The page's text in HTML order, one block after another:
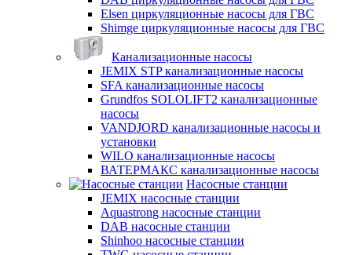
Elsen циркуляционные насосы для ГВС
Shimge циркуляционные насосы для ГВС
Канализационные насосы
JEMIX STP канализационные насосы
SFA канализационные насосы
Grundfos SOLOLIFT2 канализационные
насосы
VANDJORD канализационные насосы и
установки
WILO канализационные насосы
ВАТЕРМАКС канализационные насосы
Насосные станции
JEMIX насосные станции
Aquastrong насосные станции
DAB насосные станции
Shinhoo насосные станции